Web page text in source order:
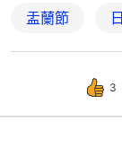
盂蘭節
3